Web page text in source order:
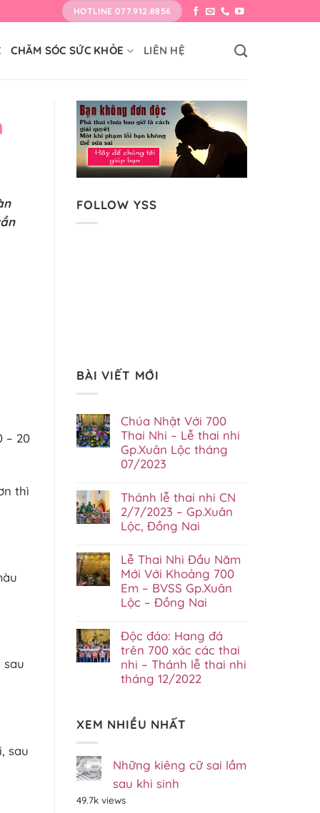
HOTLINE 077.912.8856
CHĂM SÓC SỨC KHỎE LIÊN HỆ
– 20
thì
sau
sau
FOLLOW YSS
BÀI VIẾT MỚI
Chúa Nhật Với 700
Thai Nhi – Lễ thai nhi
Gp.Xuân Lộc tháng
07/2023
bình
luận
ở
Chúa
700
Thai
Nhi
–
Lễ
thai
Lộc
tháng
07/2023
Thánh lễ thai nhi CN
2/7/2023 – Gp.Xuân
Lộc, Đồng Nai
bình
luận
ở
Thánh
lễ
thai
CN
2/7/2023
–
Gp.Xuân
Lộc,
Đồng
Lễ Thai Nhi Đầu Năm
Mới Với Khoảng 700
Em – BVSS Gp.Xuân
Lộc – Đồng Nai
bình
luận
ở
Lễ
Thai
Nhi
Mới
Với
–
BVSS
Gp.Xuân
Lộc
–
Độc đáo: Hang đá
trên 700 xác các thai
nhi – Thánh lễ thai nhi
tháng 12/2022
luận
Hang
đá
trên
xác
XEM NHIỀU NHẤT
Những kiêng cữ sai lầm
sau khi sinh
49.7k views